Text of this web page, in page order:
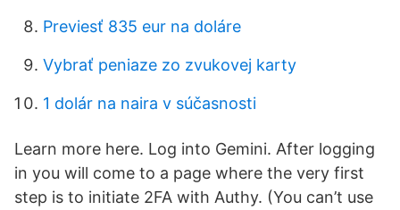
Previesť 835 eur na doláre
Vybrať peniaze zo zvukovej karty
1 dolár na naira v súčasnosti
Learn more here. Log into Gemini. After logging
in you will come to a page where the very first
step is to initiate 2FA with Authy. (You can’t use